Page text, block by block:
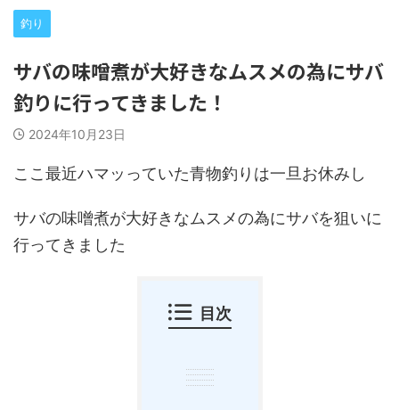
釣り
サバの味噌煮が大好きなムスメの為にサバ
釣りに行ってきました！
2024年10月23日
ここ最近ハマッっていた青物釣りは一旦お休みし
サバの味噌煮が大好きなムスメの為にサバを狙いに
行ってきました
目次